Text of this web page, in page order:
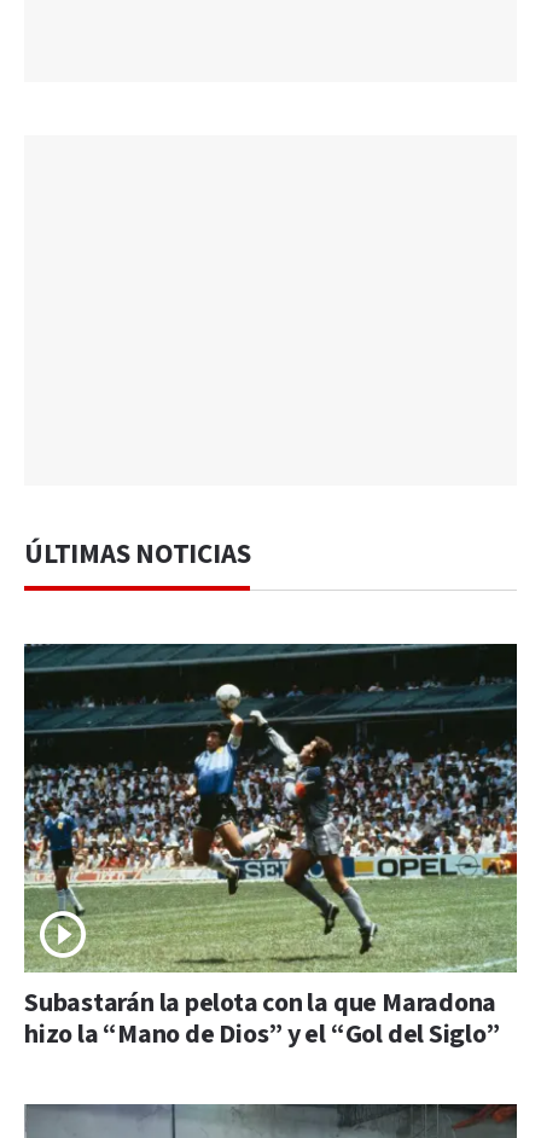
ÚLTIMAS NOTICIAS
Subastarán la pelota con la que Maradona
hizo la “Mano de Dios” y el “Gol del Siglo”